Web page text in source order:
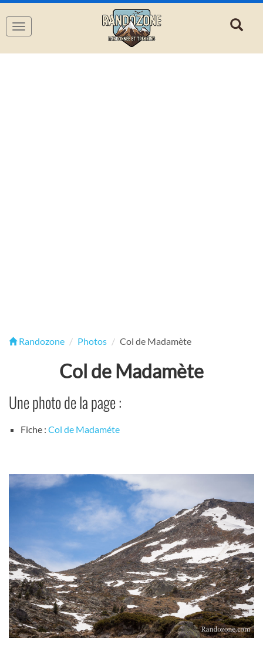
Navigation
Randozone Photos Col de Madamète
Col de Madamète
Une photo de la page :
Fiche : Col de Madaméte